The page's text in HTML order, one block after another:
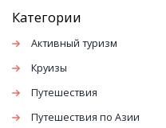
Категории
Активный туризм
Круизы
Путешествия
Путешествия по Азии